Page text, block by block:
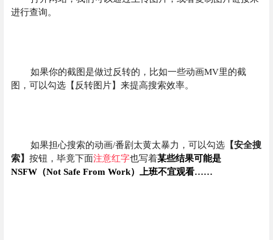
进行查询。
如果你的截图是做过反转的，比如一些动画MV里的截
图，可以勾选【反转图片】来提高搜索效率。
如果担心搜索的动画/番剧太黄太暴力，可以勾选 【安全搜
索】 按钮，毕竟下面注意红字也写着某些结果可能是
NSFW（Not Safe From Work）上班不宜观看……